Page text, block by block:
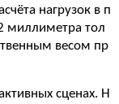
нагрузок в п
миллиметра тол
весом пр
сценах. Н